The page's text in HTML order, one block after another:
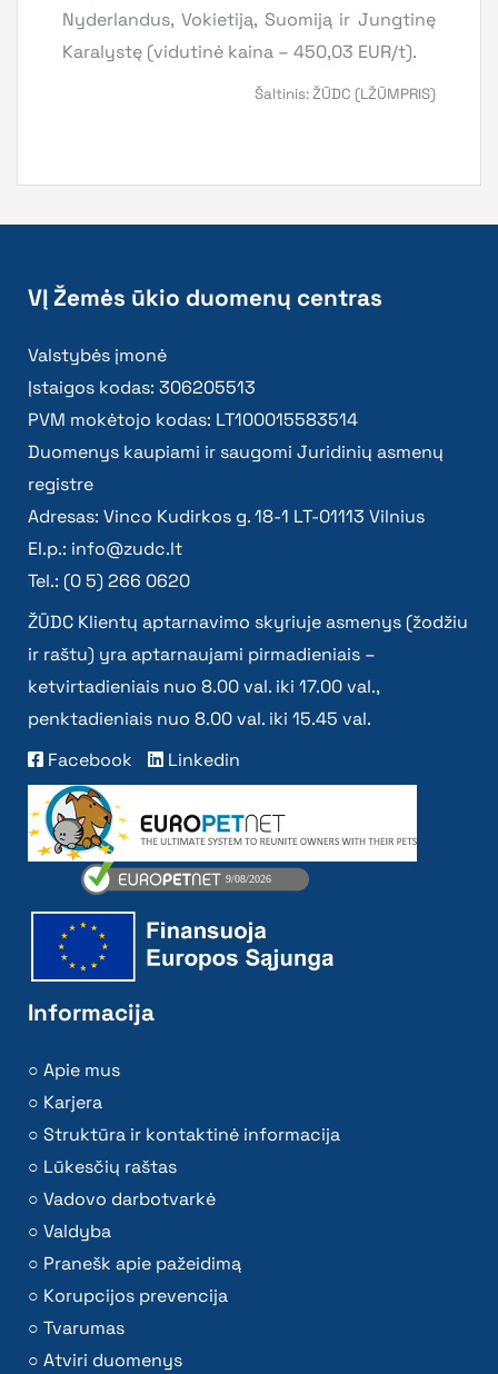
Nyderlandus, Vokietiją, Suomiją ir Jungtinę
Karalystę (vidutinė kaina – 450,03 EUR/t).
Šaltinis: ŽŪDC (LŽŪMPRIS)
VĮ Žemės ūkio duomenų centras
Valstybės įmonė
Įstaigos kodas: 306205513
PVM mokėtojo kodas: LT100015583514
Duomenys kaupiami ir saugomi Juridinių asmenų
registre
Adresas: Vinco Kudirkos g. 18-1 LT-01113 Vilnius
El.p.: info@zudc.lt
Tel.: (0 5) 266 0620
ŽŪDC Klientų aptarnavimo skyriuje asmenys (žodžiu
ir raštu) yra aptarnaujami pirmadieniais –
ketvirtadieniais nuo 8.00 val. iki 17.00 val.,
penktadieniais nuo 8.00 val. iki 15.45 val.
Facebook
Linkedin
Informacija
Apie mus
Karjera
Struktūra ir kontaktinė informacija
Lūkesčių raštas
Vadovo darbotvarkė
Valdyba
Pranešk apie pažeidimą
Korupcijos prevencija
Tvarumas
Atviri duomenys